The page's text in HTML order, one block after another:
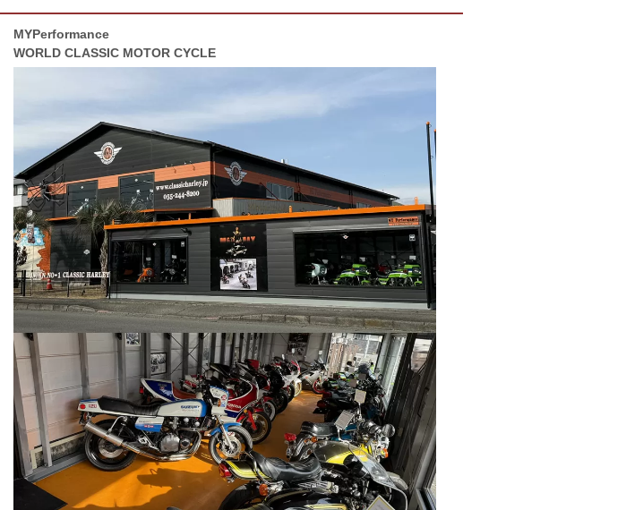
MYPerformance
WORLD CLASSIC MOTOR CYCLE